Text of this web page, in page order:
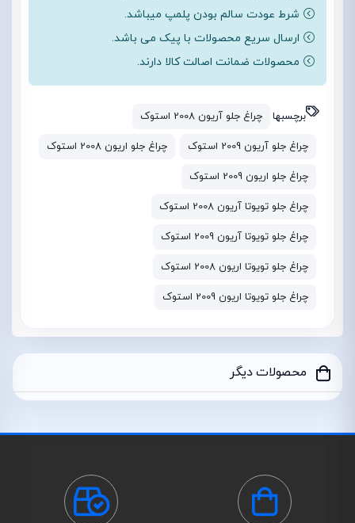
شرط عودت سالم بودن پلمپ میباشد.
ارسال سریع محصولات با پیک می باشد.
محصولات ضمانت اصالت کالا دارند.
برچسبها چراغ جلو آریون 2008 استوک
چراغ جلو آریون 2009 استوک چراغ جلو اریون 2008 استوک
چراغ جلو اریون 2009 استوک
چراغ جلو تویوتا آریون 2008 استوک
چراغ جلو تویوتا آریون 2009 استوک
چراغ جلو تویوتا اریون 2008 استوک
چراغ جلو تویوتا اریون 2009 استوک
محصولات دیگر